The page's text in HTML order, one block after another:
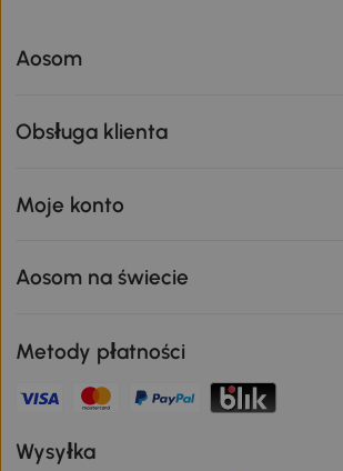
Aosom
Obsługa klienta
Moje konto
Aosom na świecie
Metody płatności
Wysyłka